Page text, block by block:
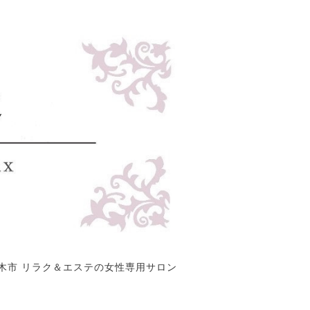
市 リラク＆エステの女性専用サロン